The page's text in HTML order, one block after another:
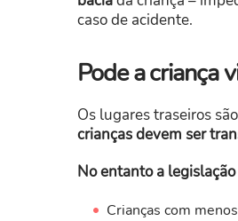
caso de acidente.
Pode a criança
Os lugares traseiros
crianças devem ser
No entanto a
Crianças com